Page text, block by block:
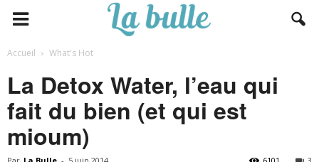
Accueil What's Hot
La Detox Water, l’eau qui
fait du bien (et qui est
mioum)